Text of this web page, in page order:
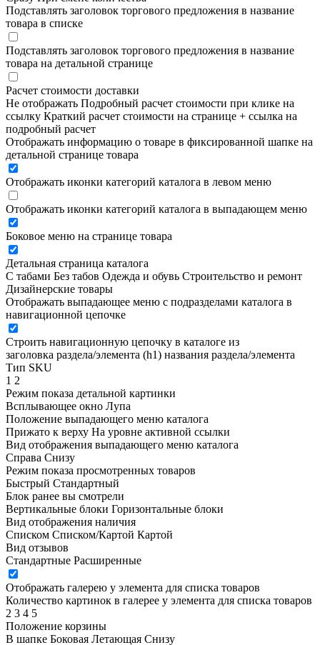
Подставлять заголовок торгового предложения в название
товара в списке
Подставлять заголовок торгового предложения в название
товара на детальной странице
Расчет стоимости доставки
Не отображать Подробный расчет стоимости при клике на
ссылку Краткий расчет стоимости на странице + ссылка на
подробный расчет
Отображать информацию о товаре в фиксированной шапке на
детальной странице товара
Отображать иконки категорий каталога в левом меню
Отображать иконки категорий каталога в выпадающем меню
Боковое меню на странице товара
Детальная страница каталога
С табами Без табов Одежда и обувь Строительство и ремонт
Дизайнерские товары
Отображать выпадающее меню с подразделами каталога в
навигационной цепочке
Строить навигационную цепочку в каталоге из
заголовка раздела/элемента (h1) названия раздела/элемента
Тип SKU
1 2
Режим показа детальной картинки
Всплывающее окно Лупа
Положение выпадающего меню каталога
Прижато к верху На уровне активной ссылки
Вид отображения выпадающего меню каталога
Справа Снизу
Режим показа просмотренных товаров
Быстрый Стандартный
Блок ранее вы смотрели
Вертикальные блоки Горизонтальные блоки
Вид отображения наличия
Списком Списком/Картой Картой
Вид отзывов
Стандартные Расширенные
Отображать галерею у элемента для списка товаров
Количество картинок в галерее у элемента для списка товаров
2 3 4 5
Положение корзины
В шапке Боковая Летающая Снизу